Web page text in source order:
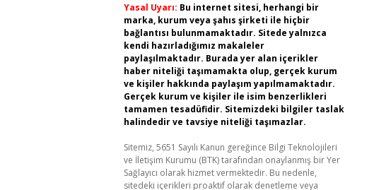
Yasal Uyarı: Bu internet sitesi, herhangi bir
marka, kurum veya şahıs şirketi ile hiçbir
bağlantısı bulunmamaktadır. Sitede yalnızca
kendi hazırladığımız makaleler
paylaşılmaktadır. Burada yer alan içerikler
haber niteliği taşımamakta olup, gerçek kurum
ve kişiler hakkında paylaşım yapılmamaktadır.
Gerçek kurum ve kişiler ile isim benzerlikleri
tamamen tesadüfidir. Sitemizdeki bilgiler taslak
halindedir ve tavsiye niteliği taşımazlar.
Sitemiz, 5651 Sayılı Kanun gereğince Bilgi Teknolojileri
ve İletişim Kurumu (BTK) tarafından onaylanmış bir Yer
Sağlayıcı olarak hizmet vermektedir. Bu nedenle,
sitedeki içerikleri proaktif olarak denetleme veya